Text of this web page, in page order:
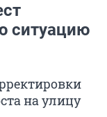
ситуацию
на улицу